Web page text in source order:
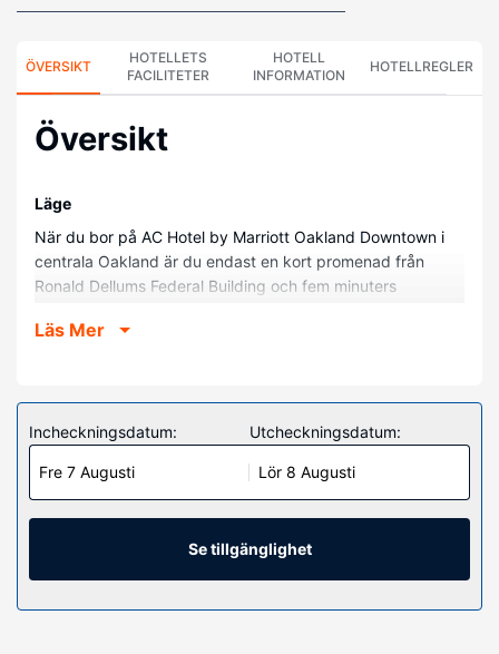
ÖVERSIKT
HOTELLETS
FACILITETER
HOTELL
INFORMATION
HOTELLREGLER
Översikt
Läge
När du bor på AC Hotel by Marriott Oakland Downtown i
centrala Oakland är du endast en kort promenad från
Ronald Dellums Federal Building och fem minuters
ligger 0,4 km från Oakland City Center och 0,6 km från
Känn dig som hemma i ett av de 133 luftkonditionerade
rummen med platt-tv. Gratis wi-fi gör att du kan hålla dig
uppkopplad, och satellit-tv erbjuder underhållning. Privat
badrum med dusch, regndusch och gratis toalettartiklar.
På rummet finns laptopanpassade värdeförvaringsskåp,
skrivbord och telefon med gratis lokalsamtal.
Bekvämligheter på anläggningen
Här har du tillgång till dygnet runt-öppet fitnesscenter,
Läs Mer
Incheckningsdatum:
Fre 7 Augusti
Utcheckningsdatum:
Lör 8 Augusti
Se tillgänglighet